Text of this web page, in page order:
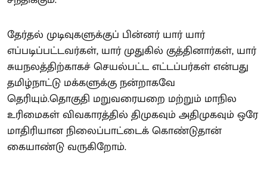
தேர்தல் முடிவுகளுக்குப் பின்னர் யார் யார்
எப்படிப்பட்டவர்கள், யார் முதுகில் குத்தினார்கள், யார்
சுயநலத்திற்காகச் செயல்பட்ட எட்டப்பர்கள் என்பது
தமிழ்நாட்டு மக்களுக்கு நன்றாகவே
தெரியும்.தொகுதி மறுவரையறை மற்றும் மாநில
உரிமைகள் விவகாரத்தில் திமுகவும் அதிமுகவும் ஒரே
மாதிரியான நிலைப்பாட்டைக் கொண்டுதான்
கையாண்டு வருகிறோம்.